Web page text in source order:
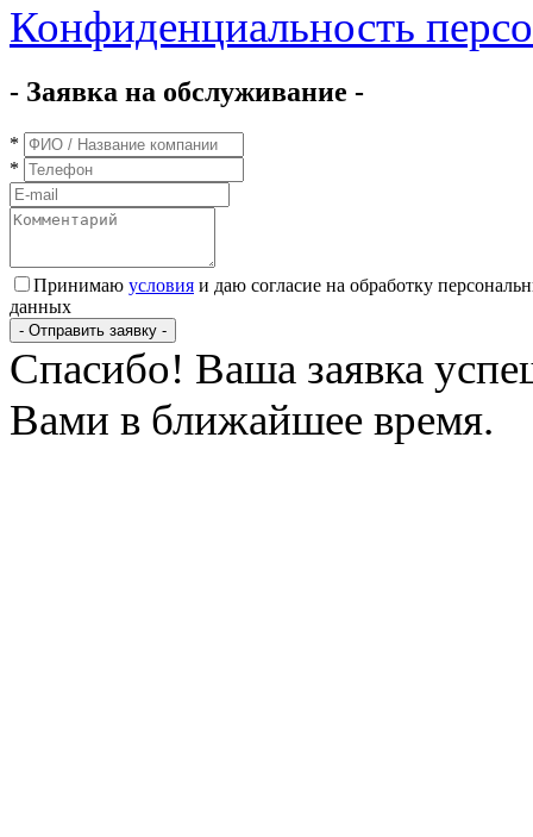
Конфиденциальность
- Заявка на обслуживание -
*
*
Принимаю условия и даю согласие на обработку
данных
- Отправить заявку -
Спасибо! Ваша заявка
Вами в ближайшее время.